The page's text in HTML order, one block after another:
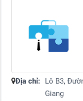
Địa chỉ:
Lô B3,
Giang